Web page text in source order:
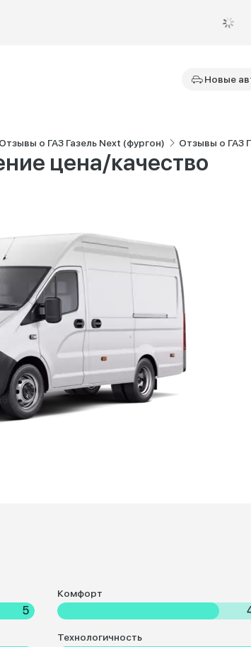
Новые
Отзывы о ГАЗ Газель Next (фургон) Отзывы о ГАЗ
цена/качество
5
Комфорт
Технологичность